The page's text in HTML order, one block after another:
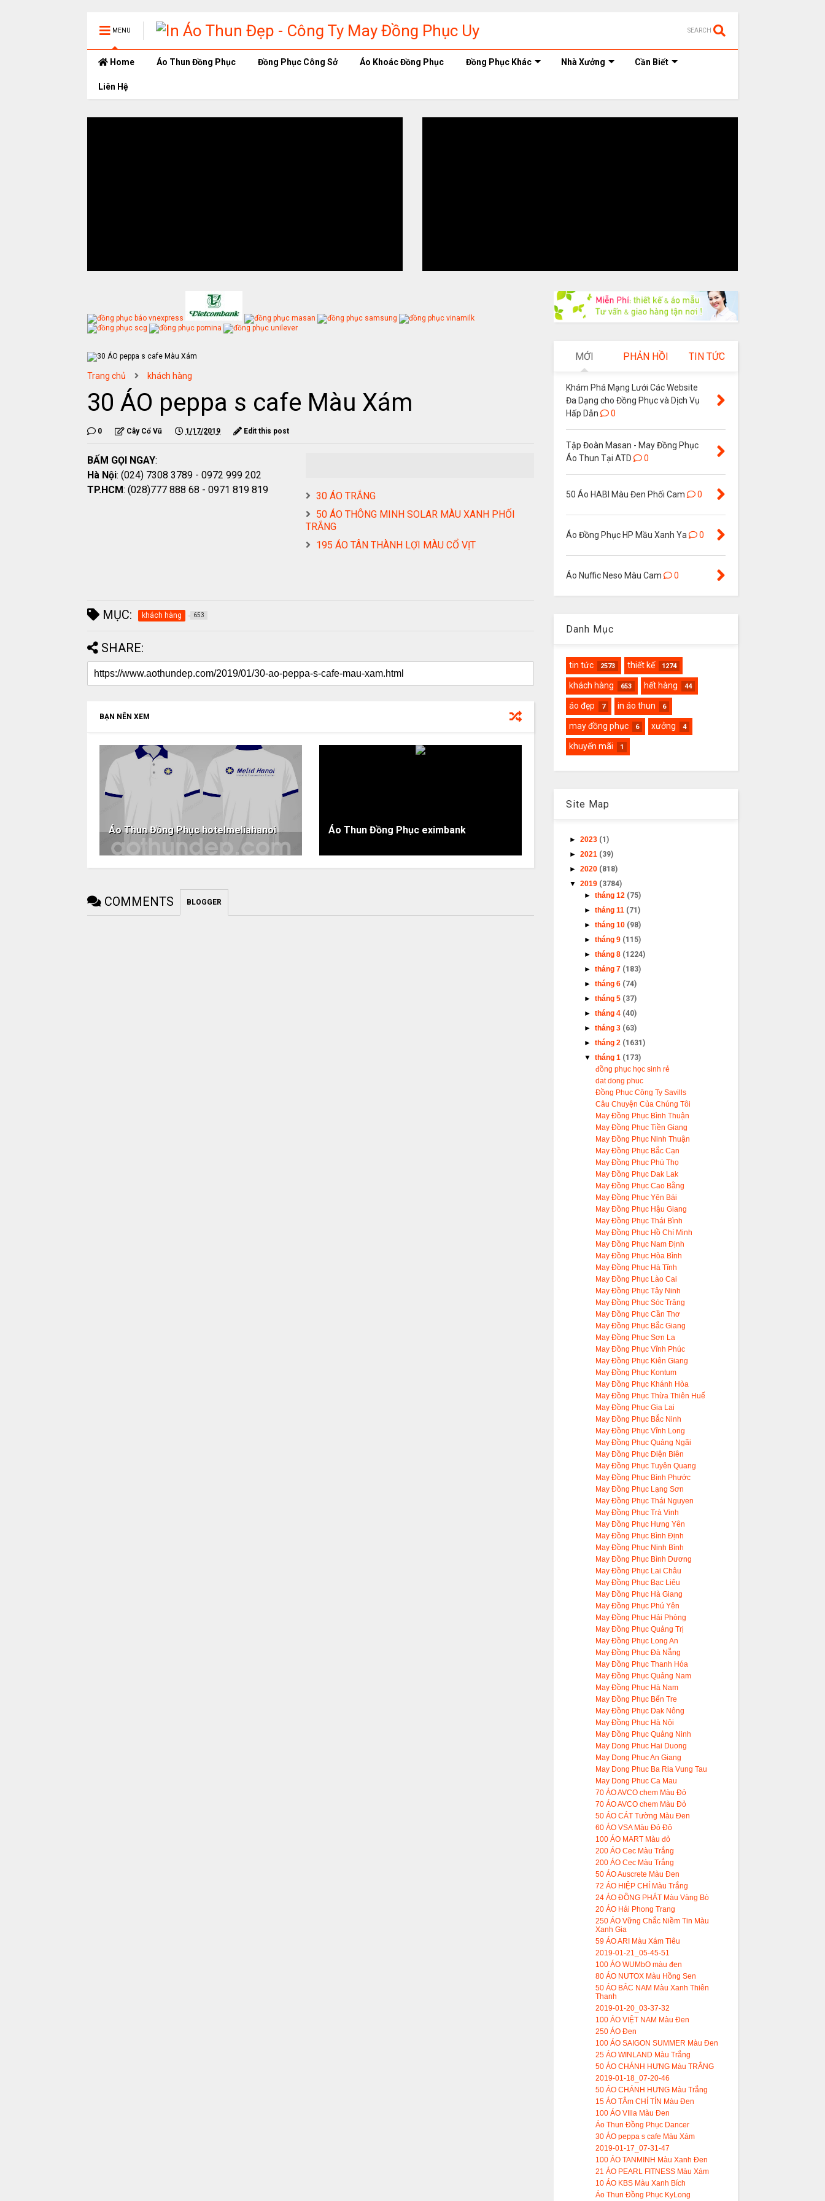
MENU SEARCH
Home Áo Thun Đồng Phục Đồng Phục Công Sở Áo Khoác Đồng Phục Đồng Phục Khác Nhà Xưởng Cần Biết
Liên Hệ
Trang chủ khách hàng
30 ÁO peppa s cafe Màu Xám
0 Cây Cổ Vũ 1/17/2019 Edit this post
BẤM GỌI NGAY:
Hà Nội: (024) 7308 3789 - 0972 999 202
TP.HCM: (028)777 888 68 - 0971 819 819
30 ÁO TRẮNG
50 ÁO THÔNG MINH SOLAR MÀU XANH PHỐI
TRẮNG
195 ÁO TÂN THÀNH LỢI MÀU CỔ VỊT
MỤC: khách hàng 653
SHARE:
BẠN NÊN XEM
Áo Thun Đồng Phục hotelmeliahanoi Áo Thun Đồng Phục eximbank
COMMENTS BLOGGER
MỚI PHẢN HỒI TIN TỨC
Khám Phá Mạng Lưới Các Website
Đa Dạng cho Đồng Phục và Dịch Vụ
Hấp Dẫn
0
Tập Đoàn Masan - May Đồng Phục
Áo Thun Tại ATD
0
50 Áo HABI Màu Đen Phối Cam 0
Áo Đồng Phục HP Mầu Xanh Ya 0
Áo Nuffic Neso Màu Cam 0
Danh Mục
tin tức 2573 thiết kế 1274
khách hàng 653 hết hàng 44
áo đẹp 7 in áo thun 6
may đồng phục 6 xưởng 4
khuyến mãi 1
Site Map
► 2023 (1)
► 2021 (39)
► 2020 (818)
▼ 2019 (3784)
► tháng 12 (75)
► tháng 11 (71)
► tháng 10 (98)
► tháng 9 (115)
► tháng 8 (1224)
► tháng 7 (183)
► tháng 6 (74)
► tháng 5 (37)
► tháng 4 (40)
► tháng 3 (63)
► tháng 2 (1631)
▼ tháng 1 (173)
đồng phục học sinh rẻ
dat dong phuc
Đồng Phục Công Ty Savills
Câu Chuyện Của Chúng Tôi
May Đồng Phục Bình Thuận
May Đồng Phục Tiền Giang
May Đồng Phục Ninh Thuận
May Đồng Phục Bắc Cạn
May Đồng Phục Phú Thọ
May Đồng Phục Dak Lak
May Đồng Phục Cao Bằng
May Đồng Phục Yên Bái
May Đồng Phục Hậu Giang
May Đồng Phục Thái Bình
May Đồng Phục Hồ Chí Minh
May Đồng Phục Nam Định
May Đồng Phục Hòa Bình
May Đồng Phục Hà Tĩnh
May Đồng Phục Lào Cai
May Đồng Phục Tây Ninh
May Đồng Phục Sóc Trăng
May Đồng Phục Cần Thơ
May Đồng Phục Bắc Giang
May Đồng Phục Sơn La
May Đồng Phục Vĩnh Phúc
May Đồng Phục Kiên Giang
May Đồng Phục Kontum
May Đồng Phục Khánh Hòa
May Đồng Phục Thừa Thiên Huế
May Đồng Phục Gia Lai
May Đồng Phục Bắc Ninh
May Đồng Phục Vĩnh Long
May Đồng Phục Quảng Ngãi
May Đồng Phục Điện Biên
May Đồng Phục Tuyên Quang
May Đồng Phục Bình Phước
May Đồng Phục Lạng Sơn
May Đồng Phục Thái Nguyen
May Đồng Phục Trà Vinh
May Đồng Phục Hưng Yên
May Đồng Phục Bình Định
May Đồng Phục Ninh Bình
May Đồng Phục Bình Dương
May Đồng Phục Lai Châu
May Đồng Phục Bạc Liêu
May Đồng Phục Hà Giang
May Đồng Phục Phú Yên
May Đồng Phục Hải Phòng
May Đồng Phục Quảng Trị
May Đồng Phục Long An
May Đồng Phục Đà Nẵng
May Đồng Phục Thanh Hóa
May Đồng Phục Quảng Nam
May Đồng Phục Hà Nam
May Đồng Phục Bến Tre
May Đồng Phục Dak Nông
May Đồng Phục Hà Nội
May Đồng Phục Quảng Ninh
May Dong Phuc Hai Duong
May Dong Phuc An Giang
May Dong Phuc Ba Ria Vung Tau
May Dong Phuc Ca Mau
70 ÁO AVCO chem Màu Đỏ
70 ÁO AVCO chem Màu Đỏ
50 ÁO CÁT Tường Màu Đen
60 ÁO VSA Màu Đỏ Đô
100 ÁO MART Màu đỏ
200 ÁO Cec Màu Trắng
200 ÁO Cec Màu Trắng
50 ÁO Auscrete Màu Đen
72 ÁO HIỆP CHÍ Màu Trắng
24 ÁO ĐỒNG PHÁT Màu Vàng Bò
20 ÁO Hải Phong Trang
250 ÁO Vững Chắc Niềm Tin Màu
Xanh Gia
59 ÁO ARI Màu Xám Tiêu
2019-01-21_05-45-51
100 ÁO WUMbO màu đen
80 ÁO NUTOX Màu Hồng Sen
50 ÁO BẮC NAM Màu Xanh Thiên
Thanh
2019-01-20_03-37-32
100 ÁO VIỆT NAM Màu Đen
250 ÁO Đen
100 ÁO SAIGON SUMMER Màu Đen
25 ÁO WINLAND Màu Trắng
50 ÁO CHÁNH HƯNG Màu TRẮNG
2019-01-18_07-20-46
50 ÁO CHÁNH HƯNG Màu Trắng
15 ÁO TÂm CHÍ TÍN Màu Đen
100 ÁO VIlla Màu Đen
Áo Thun Đồng Phục Dancer
30 ÁO peppa s cafe Màu Xám
2019-01-17_07-31-47
100 ÁO TANMINH Màu Xanh Đen
21 ÁO PEARL FITNESS Màu Xám
10 ÁO KBS Màu Xanh Bích
Áo Thun Đồng Phục KyLong